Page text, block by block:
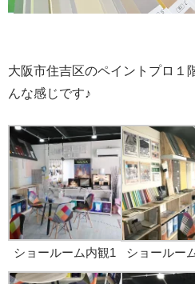
大阪市住吉区のペイントプロ１
んな感じです♪
ショールーム内観1 ショールー